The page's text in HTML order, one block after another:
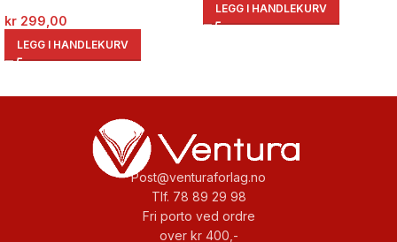
kr 299,00
LEGG I HANDLEKURV
LEGG I HANDLEKURV
Post@venturaforlag.no
Tlf. 78 89 29 98
Fri porto ved ordre
over kr 400,-